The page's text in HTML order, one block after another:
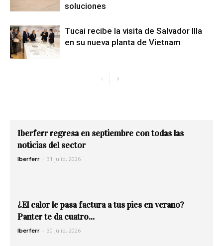
soluciones
Tucai recibe la visita de Salvador Illa
en su nueva planta de Vietnam
Iberferr regresa en septiembre con todas las
noticias del sector
Iberferr - 31 julio, 2026
¿El calor le pasa factura a tus pies en verano?
Panter te da cuatro...
Iberferr - 30 julio, 2026